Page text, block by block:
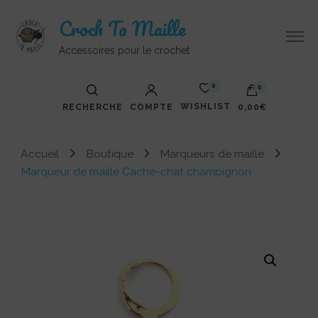
Croch Ta Maille
Accessoires pour le crochet
RECHERCHE COMPTE
0
WISHLIST
0
0,00€
Votre panier est vide.
Accueil Boutique
Marqueurs de maille
Marqueur de maille Cache-chat champignon